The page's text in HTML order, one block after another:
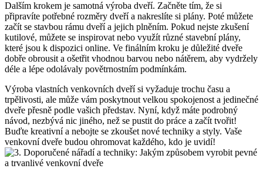
Dalším krokem je samotná výroba dveří. Začněte tím, že si
připravíte potřebné rozměry dveří a nakreslíte si plány. Poté můžete
začít se stavbou rámu dveří a jejich plněním. Pokud nejste zkušení
kutilové, můžete se inspirovat nebo využít různé stavební plány,
které jsou k dispozici online. Ve finálním kroku je důležité dveře
dobře obrousit a ošetřit vhodnou barvou nebo nátěrem, aby vydržely
déle a lépe odolávaly povětrnostním podmínkám.
Výroba vlastních venkovních dveří si vyžaduje trochu času a
trpělivosti, ale může vám poskytnout velkou spokojenost a jedinečné
dveře přesně podle vašich představ. Nyní, když máte podrobný
návod, nezbývá nic jiného, než se pustit do práce a začít tvořit!
Buďte kreativní a nebojte se zkoušet nové techniky a styly. Vaše
venkovní dveře budou ohromovat každého, kdo je uvidí!